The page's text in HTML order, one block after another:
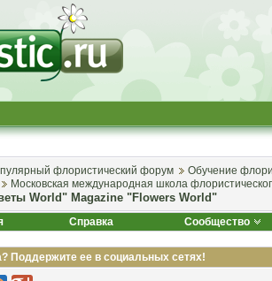
флористический форум
Обучение
Московская международная школа
World" Magazine "Flowers World"
Справка Сообщество
Поддержите ее в социальных сетях!